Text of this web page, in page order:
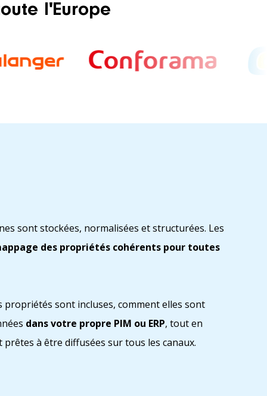
l'Europe
sont stockées, normalisées et structurées. Les
des propriétés cohérents pour toutes
propriétés sont incluses, comment elles sont
dans votre propre PIM ou ERP, tout en
à être diffusées sur tous les canaux.